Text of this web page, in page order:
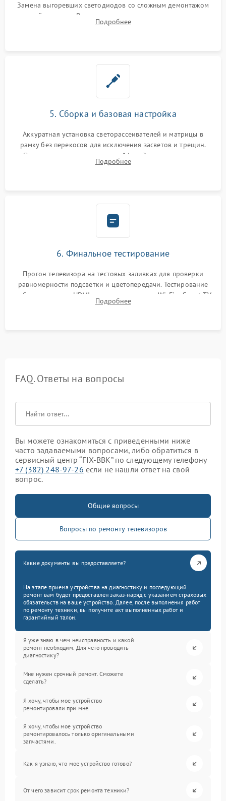
Замена выгоревших светодиодов со сложным демонтажом
хрупкой матрицы. Восстановление поврежденных дорожек,
прошивка микросхем памяти EEPROM
Подробнее
5. Сборка и базовая настройка
Аккуратная установка светорассеивателей и матрицы в
рамку без перекосов для исключения засветов и трещин.
Подключение внутренних шлейфов. Закрытие корпуса.
Сброс настроек и обновление программного обеспечения.
Подробнее
6. Финальное тестирование
Прогон телевизора на тестовых заливках для проверки
равномерности подсветки и цветопередачи. Тестирование
работы разъемов HDMI, динамиков, модуля Wi-Fi и Smart TV
в рабочем режиме в течение нескольких часов.
Подробнее
FAQ. Ответы на вопросы
Вы можете ознакомиться с приведенными ниже
часто задаваемыми вопросами, либо обратиться в
сервисный центр “FIX-BBK” по следующему телефону
+7 (382) 248-97-26 если не нашли ответ на свой
вопрос.
Общие вопросы
Вопросы по ремонту телевизоров
Какие документы вы предоставляете?
На этапе приема устройства на диагностику и последующий
ремонт вам будет предоставлен заказ-наряд с указанием страховых
обязательств на ваше устройство. Далее, после выполнения работ
по ремонту техники, вы получите акт выполненных работ и
гарантийный талон.
Я уже знаю в чем неисправность и какой
ремонт необходим. Для чего проводить
диагностику?
Мне нужен срочный ремонт. Сможете
сделать?
Я хочу, чтобы мое устройство
ремонтировали при мне.
Я хочу, чтобы мое устройство
ремонтировалось только оригинальными
запчастями.
Как я узнаю, что мое устройство готово?
От чего зависит срок ремонта техники?